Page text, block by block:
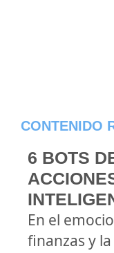
CONTENIDO
6 BOTS
En el
finanzas y